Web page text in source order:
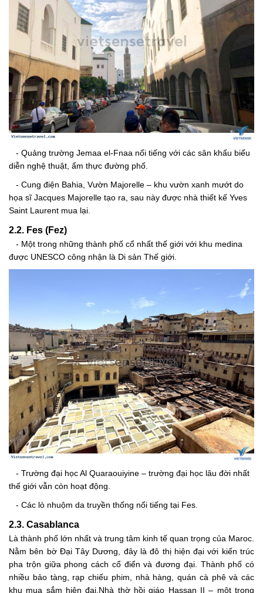
- Quảng trường Jemaa el-Fnaa nổi tiếng với các sân khấu biểu
diễn nghệ thuật, ẩm thực đường phố.
- Cung điện Bahia, Vườn Majorelle – khu vườn xanh mướt do
họa sĩ Jacques Majorelle tạo ra, sau này được nhà thiết kế Yves
Saint Laurent mua lại.
2.2. Fes (Fez)
- Một trong những thành phố cổ nhất thế giới với khu medina
được UNESCO công nhận là Di sản Thế giới.
- Trường đại học Al Quaraouiyine – trường đại học lâu đời nhất
thế giới vẫn còn hoạt động.
- Các lò nhuộm da truyền thống nổi tiếng tại Fes.
2.3. Casablanca
Là thành phố lớn nhất và trung tâm kinh tế quan trọng của Maroc.
Nằm bên bờ Đại Tây Dương, đây là đô thị hiện đại với kiến trúc
pha trộn giữa phong cách cổ điển và đương đại. Thành phố có
nhiều bảo tàng, rạp chiếu phim, nhà hàng, quán cà phê và các
khu mua sắm hiện đại.Nhà thờ hồi giáo Hassan II – một trong